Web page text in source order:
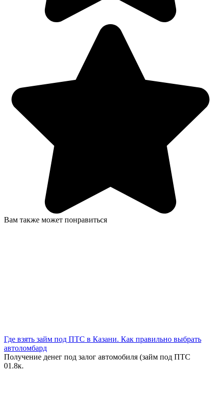
Вам также может понравиться
Где взять займ под ПТС в Казани. Как правильно выбрать
автоломбард
Получение денег под залог автомобиля (займ под ПТС
01.8к.